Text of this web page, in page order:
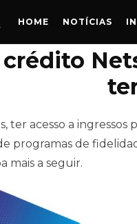
HOME NOTÍCIAS
ter acesso a ingressos
programas de
mais a seguir.